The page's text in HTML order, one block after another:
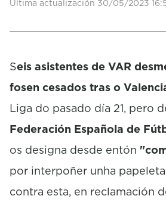
0
e
n
s
Última actualización 30/05/2023
Seis asistentes de VAR
fosen cesados tras o
Liga do pasado día 21, pero
Federación Española de
os designa desde entón
por interpoñer unha
contra esta, en reclamación